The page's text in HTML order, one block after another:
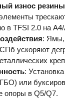
износ резины
в TFSI 2.0 на
: Ямы,
ускоряют
:
или
опоры в Q5/Q7.